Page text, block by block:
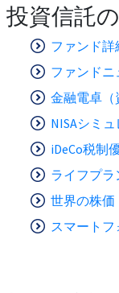
投資信託
ファンド詳
ファンドニ
金融電卓（
NISAシミ
iDeCo税制
ライフプ
世界の株価
スマートフ